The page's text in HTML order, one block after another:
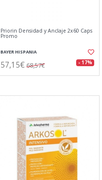
Priorin Densidad y Anclaje 2x60 Caps
Promo
BAYER HISPANIA
57,15€ 68,57€ - 17%